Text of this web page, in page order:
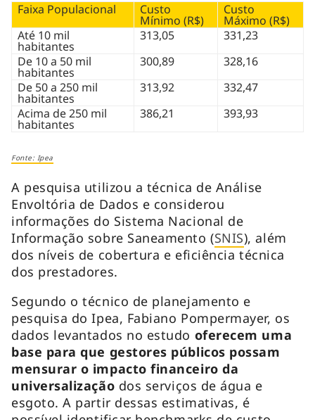
Faixa Populacional Custo
Mínimo (R$)
Custo
Máximo (R$)
Até 10 mil
habitantes
313,05
331,23
De 10 a 50 mil
habitantes
300,89
328,16
De 50 a 250 mil
habitantes
313,92
332,47
Acima de 250 mil
habitantes
386,21 393,93
Fonte: Ipea
A pesquisa utilizou a técnica de Análise
Envoltória de Dados e considerou
informações do Sistema Nacional de
Informação sobre Saneamento (SNIS), além
dos níveis de cobertura e eficiência técnica
dos prestadores.
Segundo o técnico de planejamento e
pesquisa do Ipea, Fabiano Pompermayer, os
dados levantados no estudo oferecem uma
base para que gestores públicos possam
mensurar o impacto financeiro da
universalização dos serviços de água e
esgoto. A partir dessas estimativas, é